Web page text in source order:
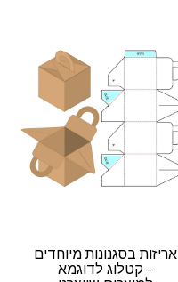
אריזות בסגנונות מיוחדים
- קטלוג לדוגמא